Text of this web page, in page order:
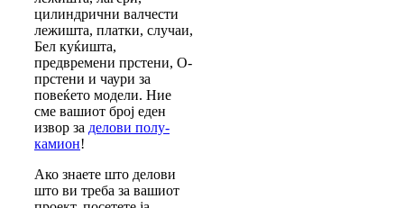
цилиндрични валчести
лежишта, платки, случаи,
Бел куќишта,
предвремени прстени, О-
прстени и чаури за
повеќето модели. Ние
сме вашиот број еден
извор за делови полу-
камион!
Ако знаете што делови
што ви треба за вашиот